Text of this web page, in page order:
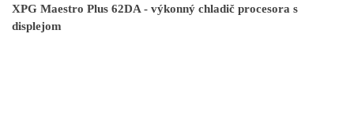
XPG Maestro Plus 62DA - výkonný chladič procesora s
displejom